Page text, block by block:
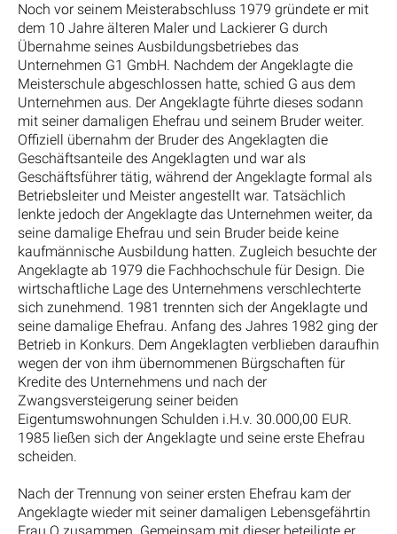
Noch vor seinem Meisterabschluss 1979 gründete er mit
dem 10 Jahre älteren Maler und Lackierer G durch
Übernahme seines Ausbildungsbetriebes das
Unternehmen G1 GmbH. Nachdem der Angeklagte die
Meisterschule abgeschlossen hatte, schied G aus dem
Unternehmen aus. Der Angeklagte führte dieses sodann
mit seiner damaligen Ehefrau und seinem Bruder weiter.
Offiziell übernahm der Bruder des Angeklagten die
Geschäftsanteile des Angeklagten und war als
Geschäftsführer tätig, während der Angeklagte formal als
Betriebsleiter und Meister angestellt war. Tatsächlich
lenkte jedoch der Angeklagte das Unternehmen weiter, da
seine damalige Ehefrau und sein Bruder beide keine
kaufmännische Ausbildung hatten. Zugleich besuchte der
Angeklagte ab 1979 die Fachhochschule für Design. Die
wirtschaftliche Lage des Unternehmens verschlechterte
sich zunehmend. 1981 trennten sich der Angeklagte und
seine damalige Ehefrau. Anfang des Jahres 1982 ging der
Betrieb in Konkurs. Dem Angeklagten verblieben daraufhin
wegen der von ihm übernommenen Bürgschaften für
Kredite des Unternehmens und nach der
Zwangsversteigerung seiner beiden
Eigentumswohnungen Schulden i.H.v. 30.000,00 EUR.
1985 ließen sich der Angeklagte und seine erste Ehefrau
scheiden.
Nach der Trennung von seiner ersten Ehefrau kam der
Angeklagte wieder mit seiner damaligen Lebensgefährtin